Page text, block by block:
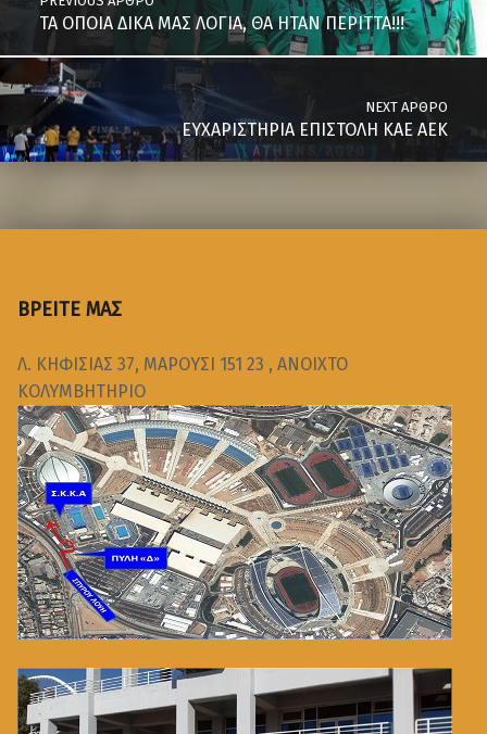
ΤΑ ΟΠΟΙΑ ΔΙΚΑ ΜΑΣ ΛΟΓΙΑ, ΘΑ ΗΤΑΝ ΠΕΡΙΤΤΑ!!!
NEXT ΆΡΘΡΟ
ΕΥΧΑΡΙΣΤΗΡΙΑ ΕΠΙΣΤΟΛΗ ΚΑΕ ΑΕΚ
ΒΡΕΙΤΕ ΜΑΣ
Λ. ΚΗΦΙΣΙΑΣ 37, ΜΑΡΟΥΣΙ 151 23 , ΑΝΟΙΧΤΟ
ΚΟΛΥΜΒΗΤΗΡΙΟ